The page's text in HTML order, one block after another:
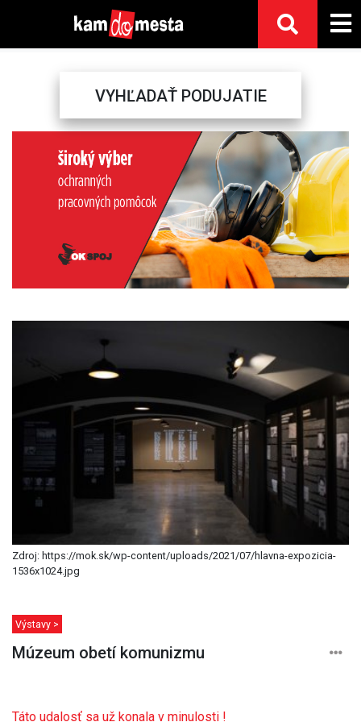
VYHĽADAŤ PODUJATIE
Next
Zdroj: https://mok.sk/wp-content/uploads/2021/07/hlavna-expozicia-
1536x1024.jpg
Výstavy >
Múzeum obetí komunizmu
Táto udalosť sa už konala v minulosti !